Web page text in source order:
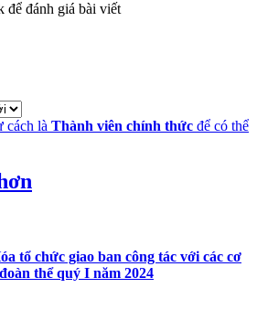
để đánh giá bài viết
cách là Thành viên chính thức để có thể
tổ chức giao ban công tác với các cơ
thể quý I năm 2024